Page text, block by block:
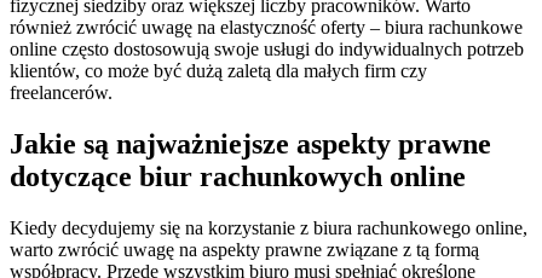
fizycznej siedziby oraz większej liczby pracowników. Warto
również zwrócić uwagę na elastyczność oferty – biura rachunkowe
online często dostosowują swoje usługi do indywidualnych potrzeb
klientów, co może być dużą zaletą dla małych firm czy
freelancerów.
Jakie są najważniejsze aspekty prawne
dotyczące biur rachunkowych online
Kiedy decydujemy się na korzystanie z biura rachunkowego online,
warto zwrócić uwagę na aspekty prawne związane z tą formą
współpracy. Przede wszystkim biuro musi spełniać określone